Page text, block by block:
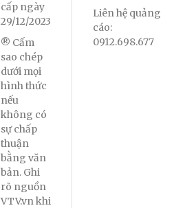
cấp ngày
29/12/2023
® Cấm
sao chép
dưới mọi
hình thức
nếu
không có
sự chấp
thuận
bằng văn
bản. Ghi
rõ nguồn
VTV.vn khi
Liên hệ quảng
cáo:
0912.698.677